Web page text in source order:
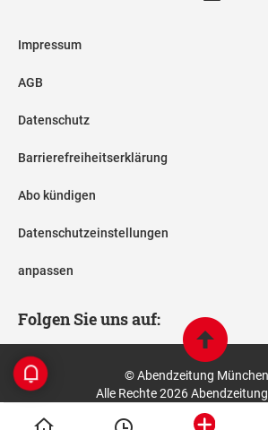
Impressum
AGB
Datenschutz
Barrierefreiheitserklärung
Abo kündigen
Datenschutzeinstellungen
anpassen
Folgen Sie uns auf:
© Abendzeitung München
Alle Rechte 2026